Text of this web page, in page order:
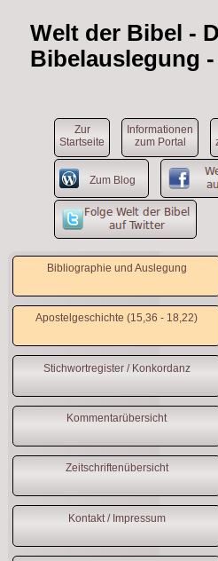
Welt der Bibel -
Bibelauslegung -
Zur
Startseite
Informationen
zum Portal
Zum Blog
Bibliographie und Auslegung
Apostelgeschichte (15,36 - 18,22)
Stichwortregister / Konkordanz
Kommentarübersicht
Zeitschriftenübersicht
Kontakt / Impressum